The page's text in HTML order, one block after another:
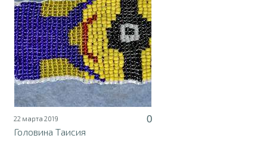
22 марта 2019
0
Головина Таисия